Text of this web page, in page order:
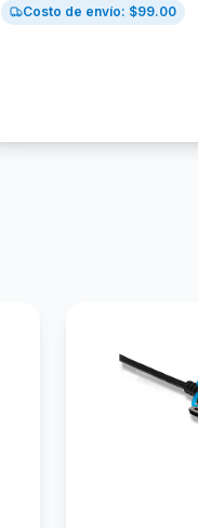
Costo de envío: $99.00